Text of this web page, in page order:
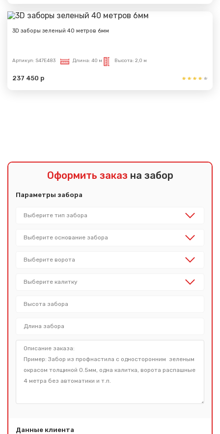
3D заборы зеленый 40 метров 6мм
Артикул: S47E483 Длина: 40 м Высота: 2,0 м
237 450 р
Оформить заказ на забор
Параметры забора
Данные клиента